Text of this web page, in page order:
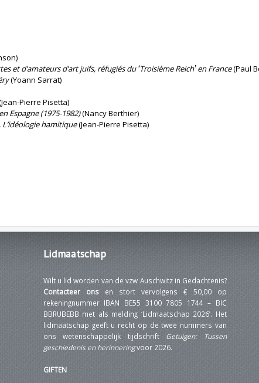
et d’amateurs d’art juifs, réfugiés du‘Troisième Reich’en France(Paul
(Yoann Sarrat)
Pierre Pisetta)
Espagne (1975-1982)(Nancy Berthier)
L’idéologie hamitique(Jean-Pierre Pisetta)
Lidmaatschap
Wilt u lid worden van de vzw Auschwitz in Gedachtenis?
Contacteer onsen stort vervolgens € 50,00 op
rekeningnummer IBAN BE55 3100 7805 1744 – BIC
BBRUBEBB met als melding ‘Lidmaatschap 2026’. Het
lidmaatschap geeft u recht op de twee nummers van
ons wetenschappelijk tijdschrift Getuigen: Tussen
geschiedenis en herinneringvoor 2026.
GIFTEN